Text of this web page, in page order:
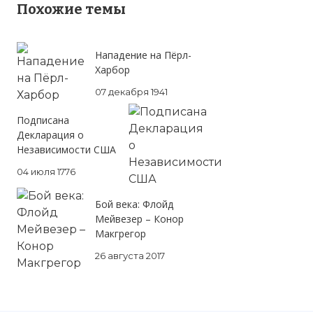
Похожие темы
Нападение на Пёрл-
Харбор
07 декабря 1941
Подписана
Декларация о
Независимости США
04 июля 1776
Бой века: Флойд
Мейвезер – Конор
Макгрегор
26 августа 2017
Имя:
Проверочный код: